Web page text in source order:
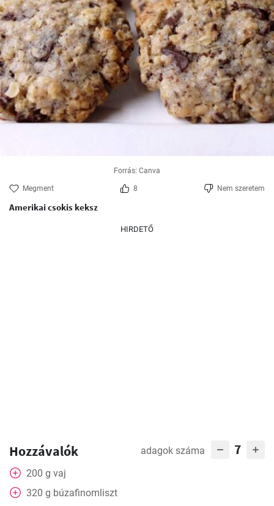
Forrás: Canva
Megment 8 Nem szeretem
Amerikai csokis keksz
HIRDETŐ
Hozzávalók adagok száma 7
200 g vaj
320 g búzafinomliszt